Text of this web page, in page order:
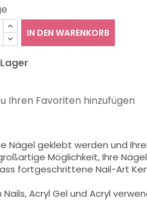
IN DEN WARENKORB
Ihren Favoriten hinzufügen
Nägel geklebt werden und
Möglichkeit, Ihre
fortgeschrittene Nail-Art
Nails, Acryl Gel und Acryl